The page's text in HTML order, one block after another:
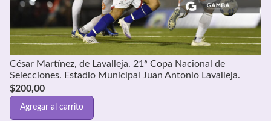
César Martínez, de Lavalleja. 21ª Copa Nacional de
Selecciones. Estadio Municipal Juan Antonio Lavalleja.
$200,00
Agregar al carrito